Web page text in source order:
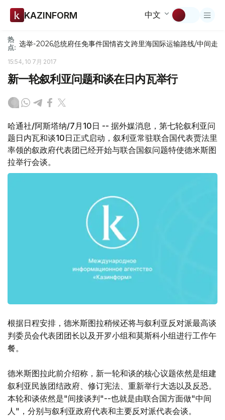
KAZINFORM 中文
热
点: 选举-2026总统府任免事件国情咨文跨里海国际运输路线/中间走廊
15:54, 10 7月 2017
新一轮叙利亚问题和谈在日内瓦举行
哈通社/阿斯塔纳/7月10日 -- 据外媒消息，第七轮叙利亚问
题日内瓦和谈10日正式启动，叙利亚常驻联合国代表贾法里
率领的叙政府代表团已经开始与联合国叙问题特使德米斯图
拉举行会谈。
根据日程安排，德米斯图拉稍候还将与叙利亚反对派最高谈
判委员会代表团团长以及开罗小组和莫斯科小组进行工作午
餐。
德米斯图拉此前介绍称，新一轮和谈的核心议题依然是组建
叙利亚民族团结政府、修订宪法、重新举行大选以及反恐。
本轮和谈依然是"间接谈判"--也就是由联合国方面做"中间
人"，分别与叙利亚政府代表和主要反对派代表会谈。